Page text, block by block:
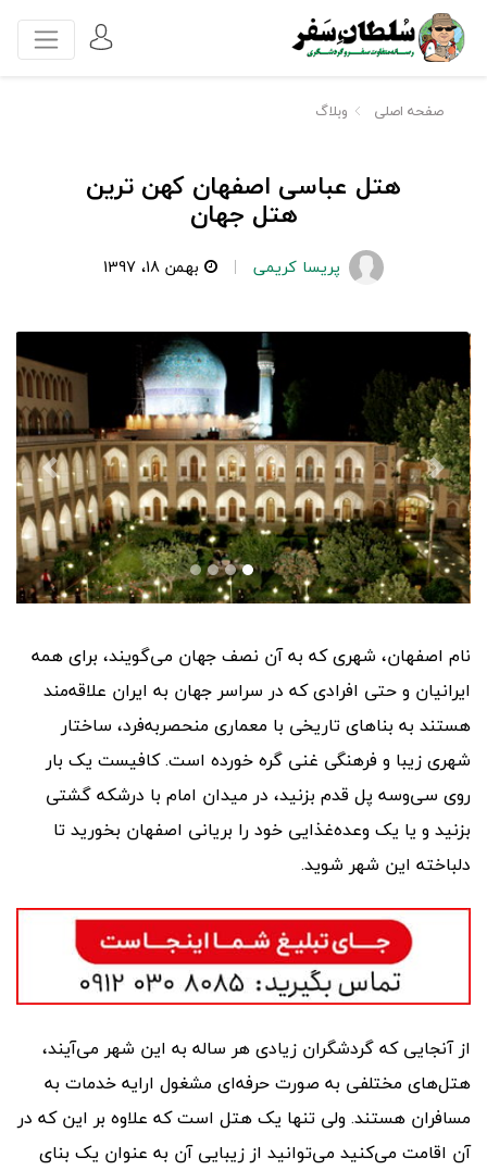
صفحه اصلی وبلاگ
هتل عباسی اصفهان کهن ترین
هتل جهان
پریسا کریمی بهمن 18، 1397
نام اصفهان، شهری که به آن نصف جهان می‌گویند، برای همه
ایرانیان و حتی افرادی که در سراسر جهان به ایران علاقه‌مند
هستند به بناهای تاریخی با معماری منحصر‌به‌فرد، ساختار
شهری زیبا و فرهنگی غنی گره خورده است. کافیست یک بار
روی سی‌و‌سه پل قدم بزنید، در میدان امام با درشکه گشتی
بزنید و یا یک وعده‌غذایی خود را بریانی اصفهان بخورید تا
دلباخته این شهر شوید.
از آنجایی که گردشگران زیادی هر ساله به این شهر می‌آیند،
هتل‌های مختلفی به صورت حرفه‌ای مشغول ارایه خدمات به
مسافران هستند. ولی تنها یک هتل است که علاوه بر این که در
آن اقامت می‌کنید می‌توانید از زیبایی آن به عنوان یک بنای